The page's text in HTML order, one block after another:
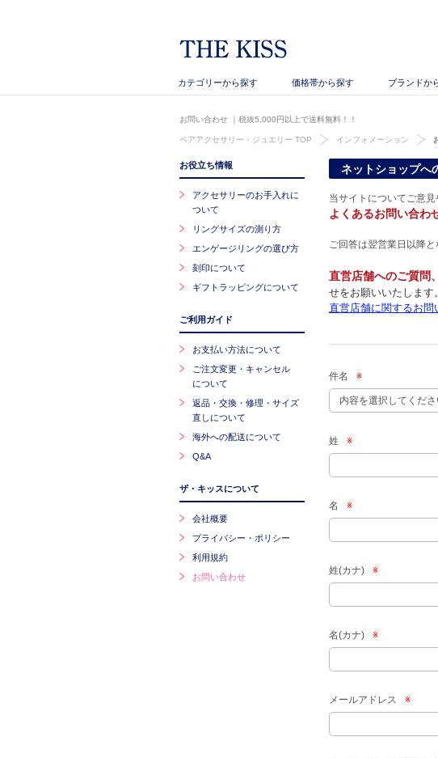
カテゴリーから探す 価格帯から探す ブランドか
お問い合わせ ｜税抜5,000円以上で送料無料！！
ペアアクセサリー・ジュエリー TOP インフォメーション
ネットショップへ
当サイトについてご意
よくあるお問い合わ
ご回答は翌営業日以降
直営店舗へのご質問
せをお願いいたします。
直営店舗に関するお問
件名 ※
姓 ※
名 ※
姓(カナ) ※
名(カナ) ※
メールアドレス ※
お役立ち情報
アクセサリーのお手入れに
ついて
リングサイズの測り方
エンゲージリングの選び方
刻印について
ギフトラッピングについて
ご利用ガイド
お支払い方法について
ご注文変更・キャンセル
について
返品・交換・修理・サイズ
直しについて
海外への配送について
Q&A
ザ・キッスについて
会社概要
プライバシー・ポリシー
利用規約
お問い合わせ